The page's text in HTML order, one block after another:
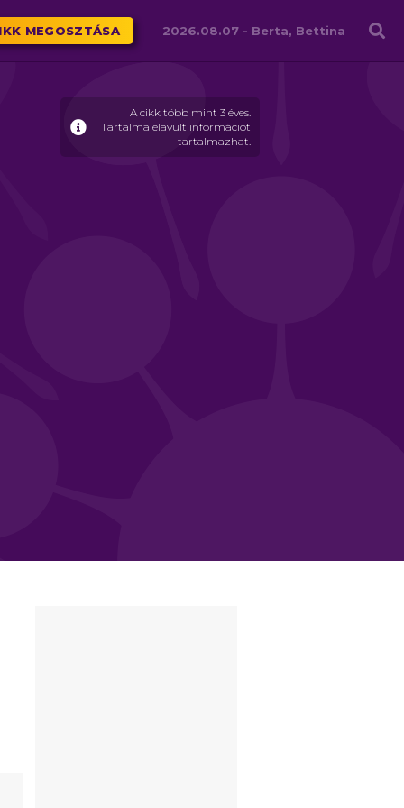
MEGOSZTÁSA 2026.08.07 - Berta, Bettina
A cikk több mint 3 éves.
Tartalma elavult információt
tartalmazhat.